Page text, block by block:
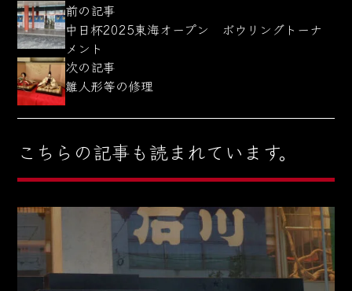
前の記事
中日杯2025東海オープン ボウリングトーナ
メント
次の記事
雛人形等の修理
こちらの記事も読まれています。